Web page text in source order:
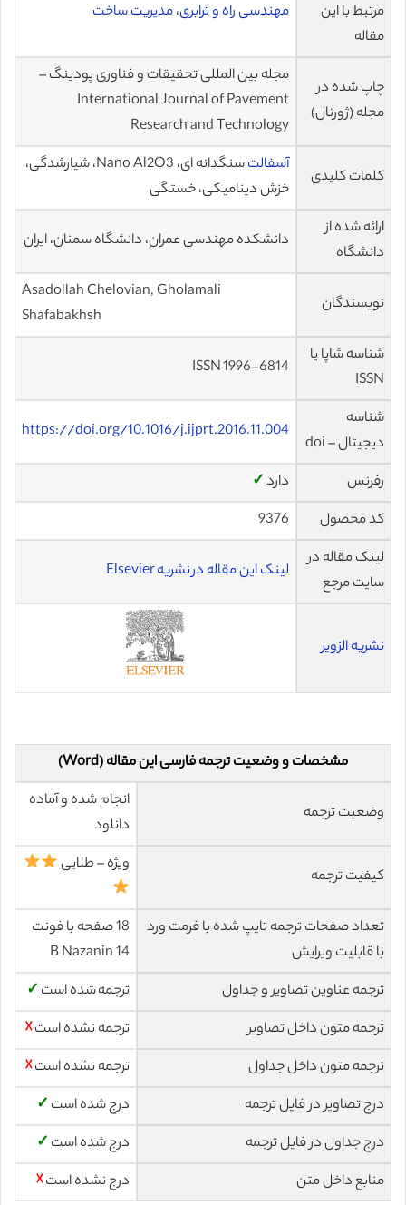
مرتبط با این
مقاله
مهندسی راه و ترابری،مدیریت ساخت
چاپ شده در
مجله (ژورنال)
مجله بین المللی تحقیقات و فناوری پودینگ –
International Journal of Pavement
Research and Technology
کلمات کلیدی
آسفالت
سنگدانه ای، Nano Al2O3، شیارشدگی،
خزش دینامیکی، خستگی
ارائه شده از
دانشگاه
دانشکده مهندسی عمران، دانشگاه سمنان، ایران
نویسندگان
Asadollah Chelovian, Gholamali
Shafabakhsh
شناسه شاپا یا
ISSN
ISSN 1996-6814
شناسه
دیجیتال – doi
https://doi.org/10.1016/j.ijprt.2016.11.004
رفرنس دارد✓
کد محصول
9376
لینک مقاله در
سایت مرجع
لینک این مقاله در نشریه Elsevier
نشریه الزویر
مشخصات و وضعیت ترجمه فارسی این مقاله (Word)
وضعیت ترجمه
انجام شده و آماده
دانلود
کیفیت ترجمه
ویژه – طلایی
تعداد صفحات ترجمه تایپ شده با فرمت ورد
با قابلیت ویرایش
18 صفحه با فونت
14 B Nazanin
ترجمه عناوین تصاویر و جداول
ترجمه شده است ✓
ترجمه متون داخل تصاویر
ترجمه نشده است☓
ترجمه متون داخل جداول
ترجمه نشده است☓
درج تصاویر در فایل ترجمه
درج شده است ✓
درج جداول در فایل ترجمه
درج شده است ✓
منابع داخل متن
درج نشده است☓